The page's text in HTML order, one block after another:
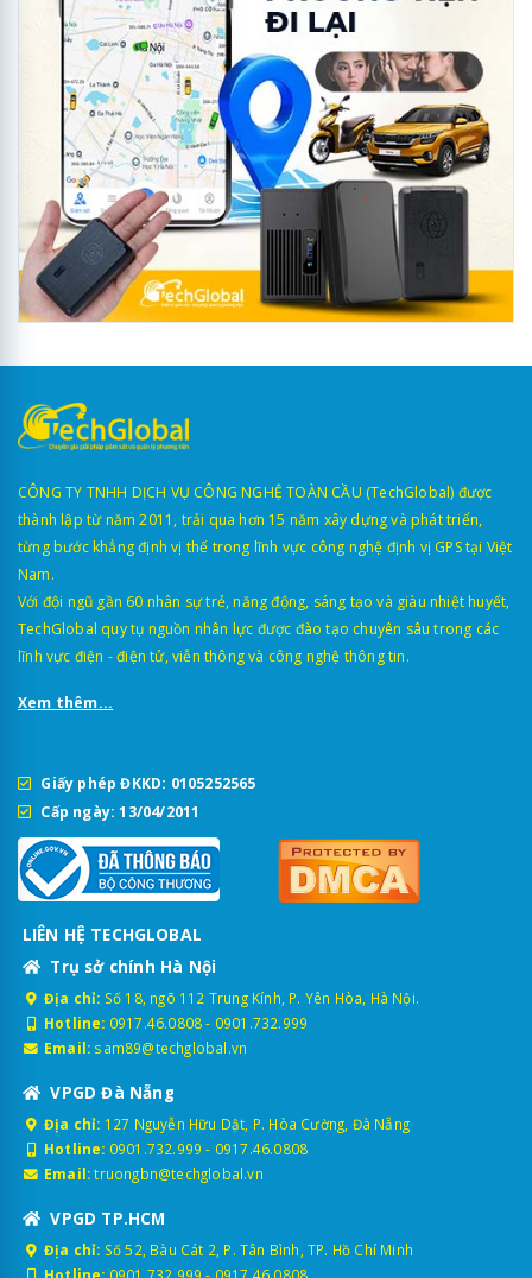
CÔNG TY TNHH DỊCH VỤ CÔNG NGHỆ TOÀN CẦU (TechGlobal) được
thành lập từ năm 2011, trải qua hơn 15 năm xây dựng và phát triển,
từng bước khẳng định vị thế trong lĩnh vực công nghệ định vị GPS tại Việt
Nam.
Với đội ngũ gần 60 nhân sự trẻ, năng động, sáng tạo và giàu nhiệt huyết,
TechGlobal quy tụ nguồn nhân lực được đào tạo chuyên sâu trong các
lĩnh vực điện - điện tử, viễn thông và công nghệ thông tin.
Xem thêm...
Giấy phép ĐKKD: 0105252565
Cấp ngày: 13/04/2011
LIÊN HỆ TECHGLOBAL
Trụ sở chính Hà Nội
Địa chỉ: Số 18, ngõ 112 Trung Kính, P. Yên Hòa, Hà Nội.
Hotline: 0917.46.0808- 0901.732.999
Email: sam89@techglobal.vn
VPGD Đà Nẵng
Địa chỉ: 127 Nguyễn Hữu Dật, P. Hòa Cường, Đà Nẵng
Hotline: 0901.732.999 - 0917.46.0808
Email: truongbn@techglobal.vn
VPGD TP.HCM
Địa chỉ: Số 52, Bàu Cát 2, P. Tân Bình, TP. Hồ Chí Minh